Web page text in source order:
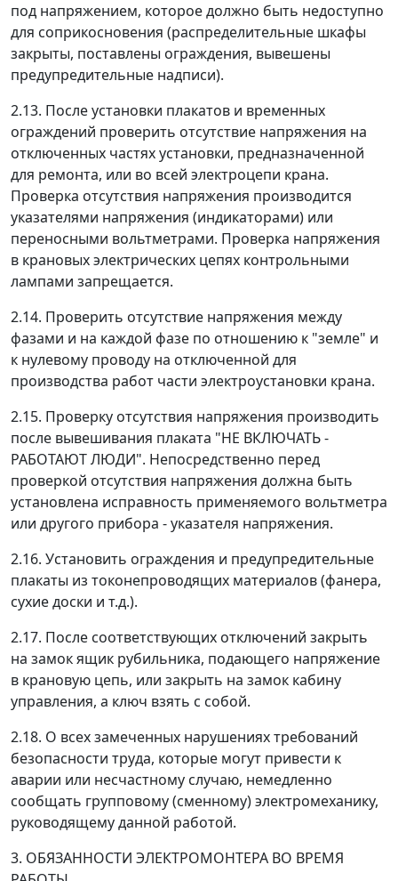
под напряжением, которое должно быть недоступно
для соприкосновения (распределительные шкафы
закрыты, поставлены ограждения, вывешены
предупредительные надписи).
2.13. После установки плакатов и временных
ограждений проверить отсутствие напряжения на
отключенных частях установки, предназначенной
для ремонта, или во всей электроцепи крана.
Проверка отсутствия напряжения производится
указателями напряжения (индикаторами) или
переносными вольтметрами. Проверка напряжения
в крановых электрических цепях контрольными
лампами запрещается.
2.14. Проверить отсутствие напряжения между
фазами и на каждой фазе по отношению к "земле" и
к нулевому проводу на отключенной для
производства работ части электроустановки крана.
2.15. Проверку отсутствия напряжения производить
после вывешивания плаката "НЕ ВКЛЮЧАТЬ -
РАБОТАЮТ ЛЮДИ". Непосредственно перед
проверкой отсутствия напряжения должна быть
установлена исправность применяемого вольтметра
или другого прибора - указателя напряжения.
2.16. Установить ограждения и предупредительные
плакаты из токонепроводящих материалов (фанера,
сухие доски и т.д.).
2.17. После соответствующих отключений закрыть
на замок ящик рубильника, подающего напряжение
в крановую цепь, или закрыть на замок кабину
управления, а ключ взять с собой.
2.18. О всех замеченных нарушениях требований
безопасности труда, которые могут привести к
аварии или несчастному случаю, немедленно
сообщать групповому (сменному) электромеханику,
руководящему данной работой.
3. ОБЯЗАННОСТИ ЭЛЕКТРОМОНТЕРА ВО ВРЕМЯ